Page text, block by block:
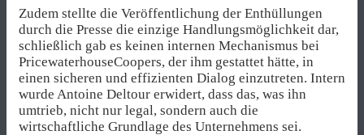
Zudem stellte die Veröffentlichung der Enthüllungen
durch die Presse die einzige Handlungsmöglichkeit dar,
schließlich gab es keinen internen Mechanismus bei
PricewaterhouseCoopers, der ihm gestattet hätte, in
einen sicheren und effizienten Dialog einzutreten. Intern
wurde Antoine Deltour erwidert, dass das, was ihn
umtrieb, nicht nur legal, sondern auch die
wirtschaftliche Grundlage des Unternehmens sei.